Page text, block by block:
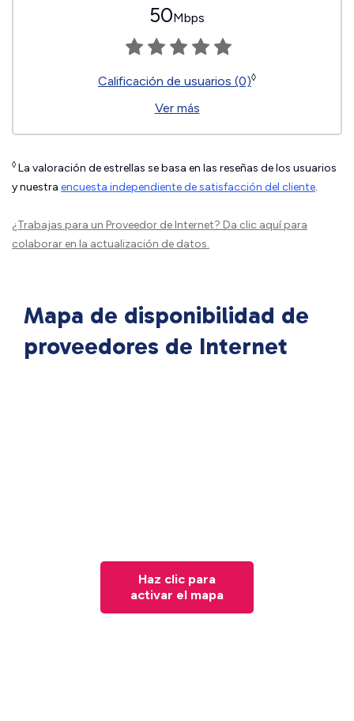
50Mbps
Calificación de usuarios (0)◊
Ver más
◊ La valoración de estrellas se basa en las reseñas de los usuarios
y nuestra encuesta independiente de satisfacción del cliente.
¿Trabajas para un Proveedor de Internet? Da clic aquípara
colaborar en la actualización de datos.
Mapa de disponibilidad de
proveedores de Internet
Haz clic para
activar el mapa